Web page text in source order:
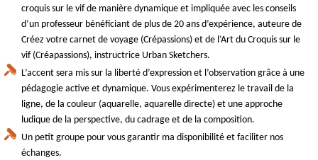
croquis sur le vif de manière dynamique et impliquée avec les conseils
d’un professeur bénéficiant de plus de 20 ans d’expérience, auteure de
Créez votre carnet de voyage (Crépassions) et de l’Art du Croquis sur le
vif (Créapassions), instructrice Urban Sketchers.
L’accent sera mis sur la liberté d’expression et l’observation grâce à une
pédagogie active et dynamique. Vous expérimenterez le travail de la
ligne, de la couleur (aquarelle, aquarelle directe) et une approche
ludique de la perspective, du cadrage et de la composition.
Un petit groupe pour vous garantir ma disponibilité et faciliter nos
échanges.